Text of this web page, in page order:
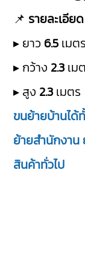
📌 รายละเอียด
▸ ยาว 6.5 เมตร
▸ กว้าง 2.3 เม
▸ สูง 2.3 เมตร
ขนย้ายบ้านได้
ย้ายสำนักงาน
สินค้าทั่วไป